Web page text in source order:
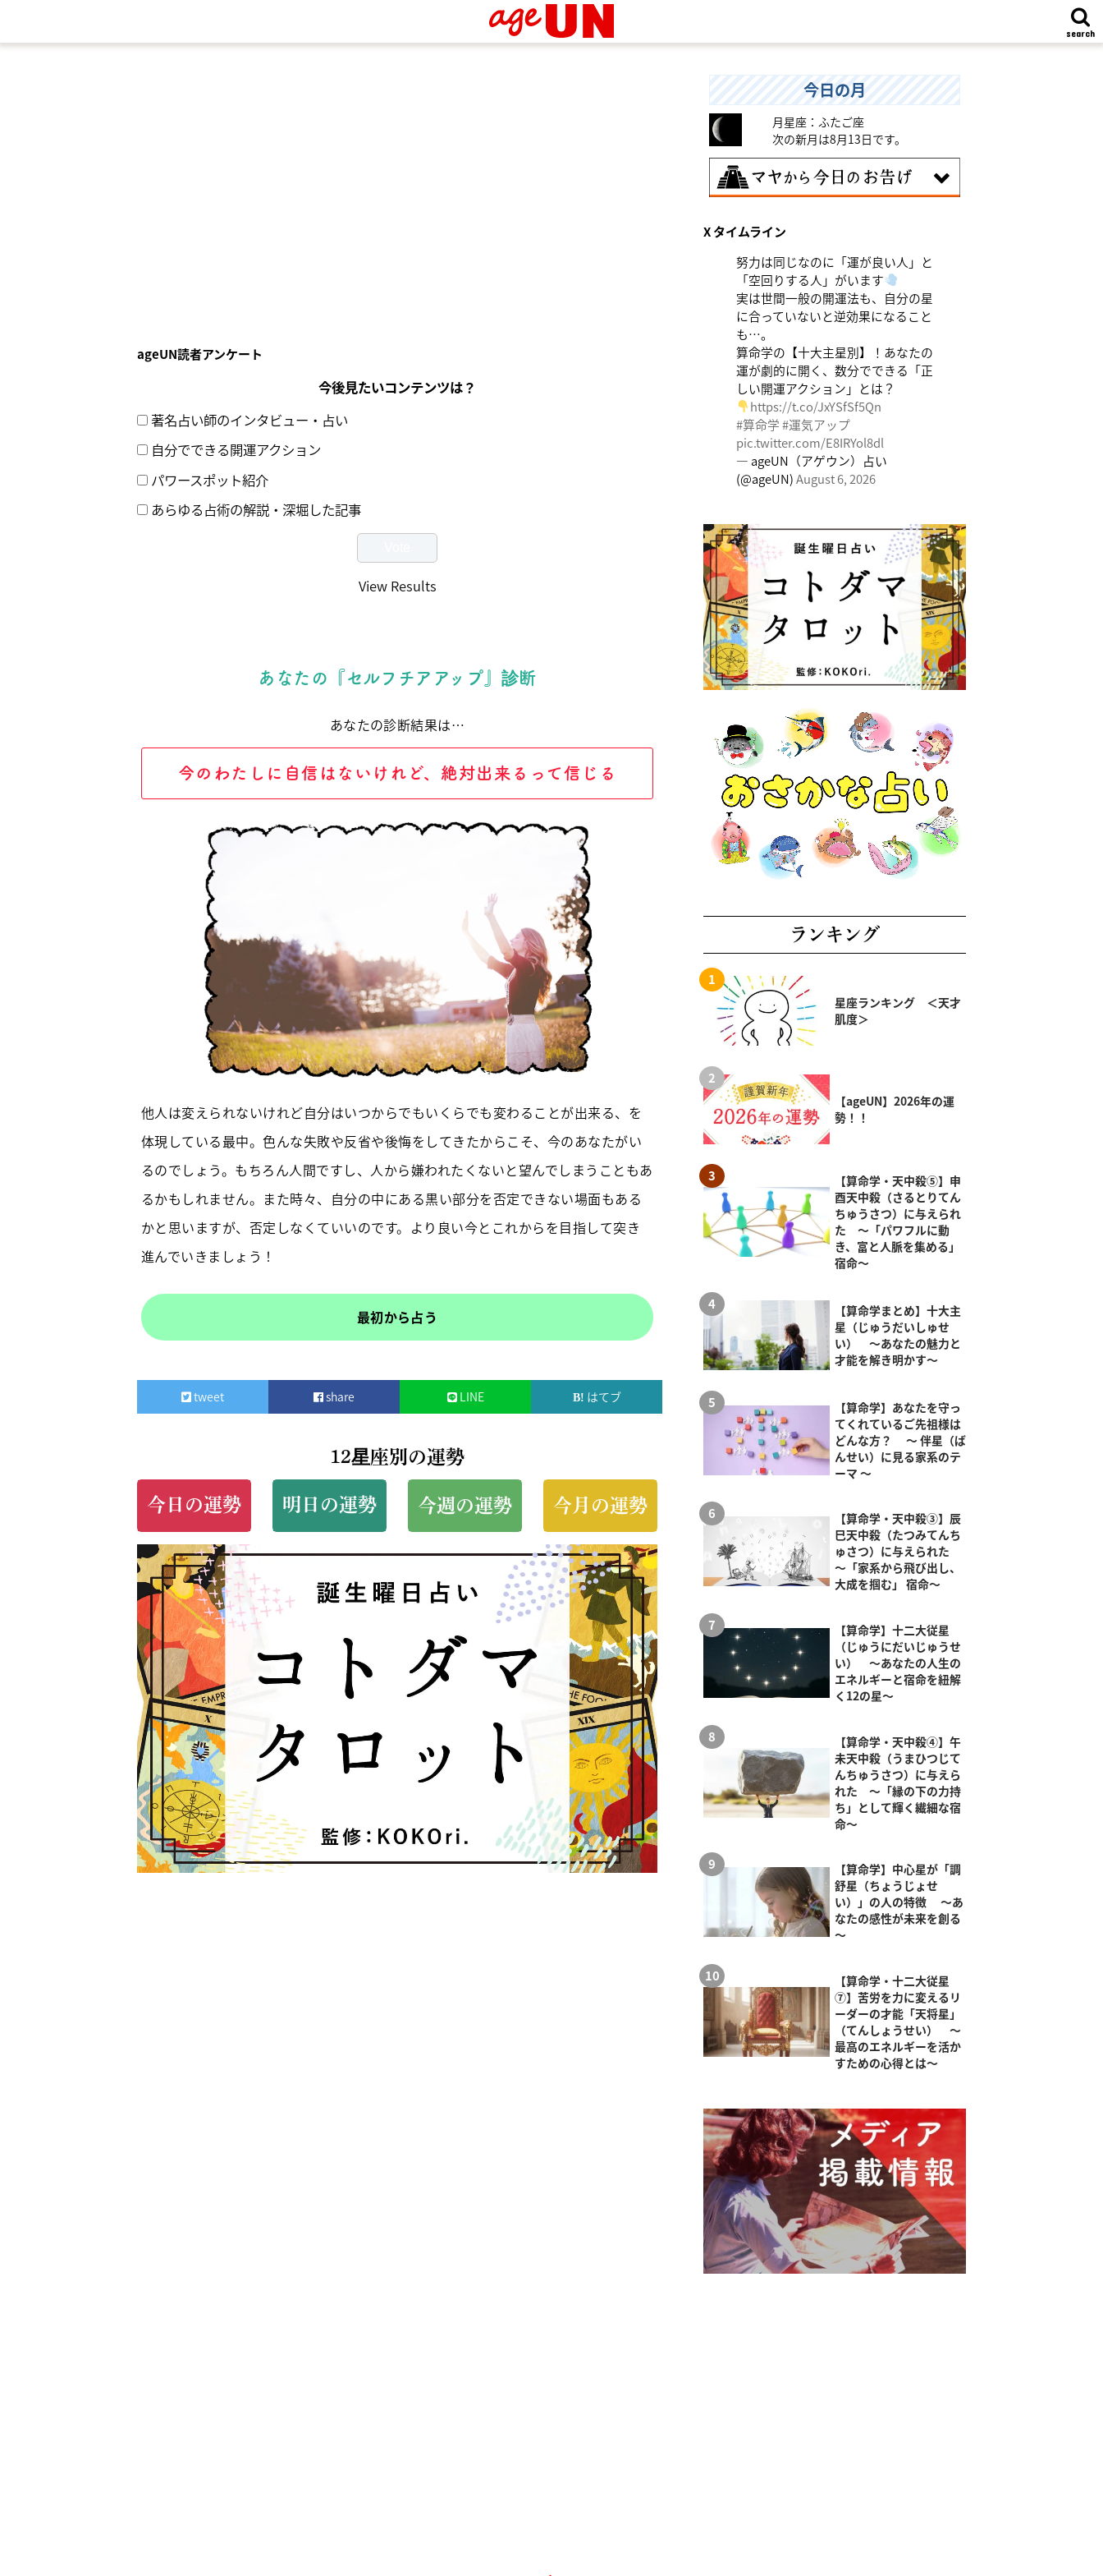
search
ageUN読者アンケート
今後見たいコンテンツは？
著名占い師のインタビュー・占い
自分でできる開運アクション
パワースポット紹介
あらゆる占術の解説・深堀した記事
View Results
あなたの『セルフチアアップ』診断
あなたの診断結果は…
今のわたしに自信はないけれど、絶対出来るって信じる
他人は変えられないけれど自分はいつからでもいくらでも変わることが出来る、を
体現している最中。色んな失敗や反省や後悔をしてきたからこそ、今のあなたがい
るのでしょう。もちろん人間ですし、人から嫌われたくないと望んでしまうこともあ
るかもしれません。また時々、自分の中にある黒い部分を否定できない場面もある
かと思いますが、否定しなくていいのです。より良い今とこれからを目指して突き
進んでいきましょう！
最初から占う
tweet share LINE はてブ
12星座別の運勢
今日の運勢 明日の運勢 今週の運勢 今月の運勢
今日の月
月星座：ふたご座
次の新月は8月13日です。
興味のある分野で、熟練を志す日。なんと
とで、才能が開花します。
X タイムライン
努力は同じなのに「運が良い人」と
「空回りする人」がいます
実は世間一般の開運法も、自分の星
に合っていないと逆効果になること
も…。
算命学の【十大主星別】！あなたの
運が劇的に開く、数分でできる「正
しい開運アクション」とは？
https://t.co/JxYSfSf5Qn
#算命学#運気アップ
pic.twitter.com/E8IRYol8dl
— ageUN（アゲウン）占い
(@ageUN)August 6, 2026
ランキング
星座ランキング ＜天才
肌度＞
【ageUN】2026年の運
勢！！
【算命学・天中殺⑤】申
酉天中殺（さるとりてん
ちゅうさつ）に与えられ
た ～「パワフルに動
き、富と人脈を集める」
宿命～
【算命学まとめ】十大主
星（じゅうだいしゅせ
い） ～あなたの魅力と
才能を解き明かす～
【算命学】あなたを守っ
てくれているご先祖様は
どんな方？ ～ 伴星（ば
んせい）に見る家系のテ
ーマ ～
【算命学・天中殺③】辰
巳天中殺（たつみてんち
ゅさつ）に与えられた
～「家系から飛び出し、
大成を掴む」 宿命～
【算命学】十二大従星
（じゅうにだいじゅうせ
い） ～あなたの人生の
エネルギーと宿命を紐解
く12の星～
【算命学・天中殺④】午
未天中殺（うまひつじて
んちゅうさつ）に与えら
れた ～「縁の下の力持
ち」として輝く繊細な宿
命～
【算命学】中心星が「調
舒星（ちょうじょせ
い）」の人の特徴 ～あ
なたの感性が未来を創る
～
【算命学・十二大従星
⑦】苦労を力に変えるリ
ーダーの才能「天将星」
（てんしょうせい） ～
最高のエネルギーを活か
すための心得とは～